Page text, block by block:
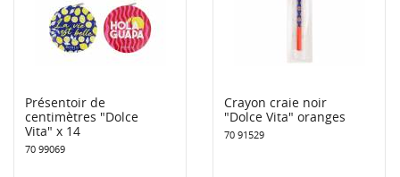
Présentoir de
centimètres "Dolce
Vita" x 14
70 99069
Crayon craie noir
"Dolce Vita" oranges
70 91529